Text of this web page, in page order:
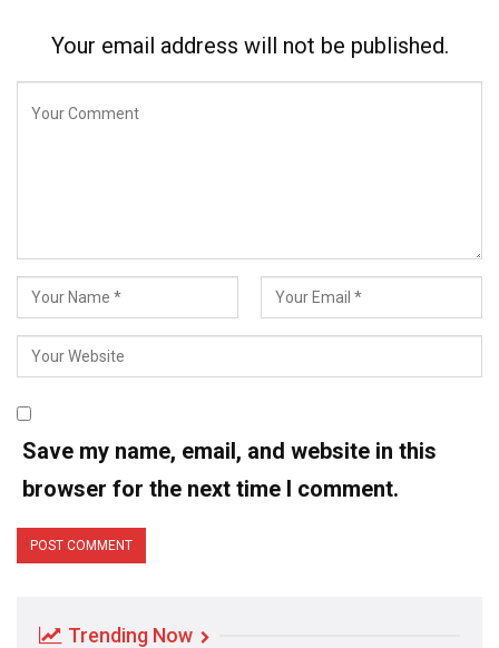
Your email address will not be published.
Save my name, email, and website in this
browser for the next time I comment.
Trending Now